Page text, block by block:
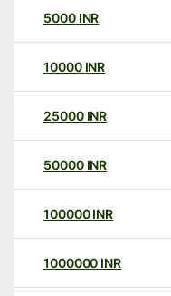
5000 INR
10000 INR
25000 INR
50000 INR
100000 INR
1000000 INR